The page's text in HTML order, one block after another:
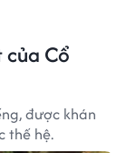
Cổ
được khán
thế hệ.